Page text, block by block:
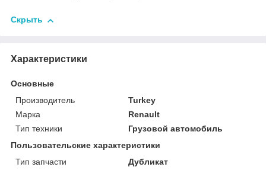
Скрыть
Характеристики
Основные
Производитель
Turkey
Марка
Renault
Тип техники
Грузовой автомобиль
Пользовательские характеристики
Тип запчасти
Дубликат